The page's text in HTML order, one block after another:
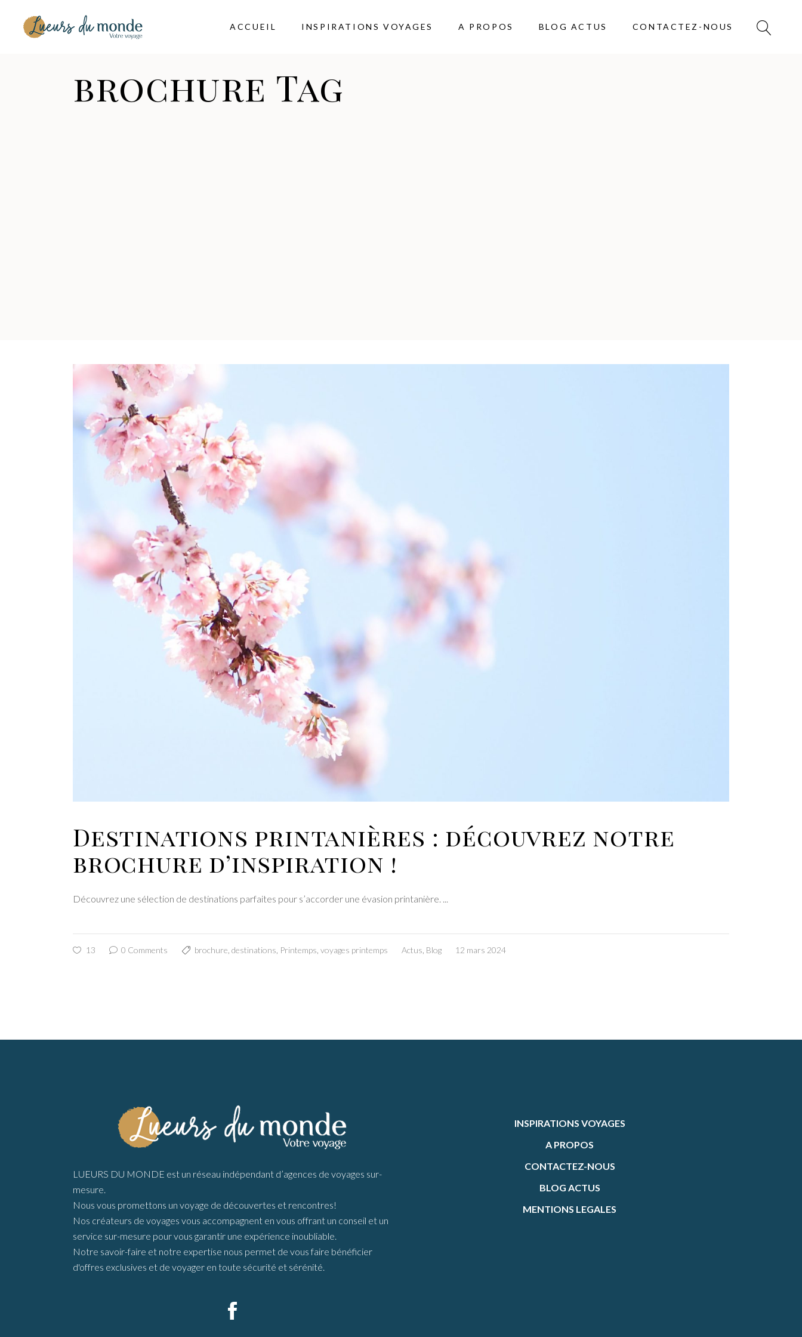
ACCUEIL INSPIRATIONS VOYAGES A PROPOS BLOG ACTUS CONTACTEZ-NOUS
brochure Tag
Destinations printanières : découvrez notre
brochure d’inspiration !
Découvrez une sélection de destinations parfaites pour s’accorder une évasion printanière.
13 0 Comments brochure destinations Printemps voyages printemps Actus Blog 12 mars 2024
LUEURS DU MONDE est un réseau indépendant d’agences de voyages sur-
mesure.
Nous vous promettons un voyage de découvertes et rencontres!
Nos créateurs de voyages vous accompagnent en vous offrant un conseil et un
service sur-mesure pour vous garantir une expérience inoubliable.
Notre savoir-faire et notre expertise nous permet de vous faire bénéficier
d'offres exclusives et de voyager en toute sécurité et sérénité.
INSPIRATIONS VOYAGES
A PROPOS
CONTACTEZ-NOUS
BLOG ACTUS
MENTIONS LEGALES